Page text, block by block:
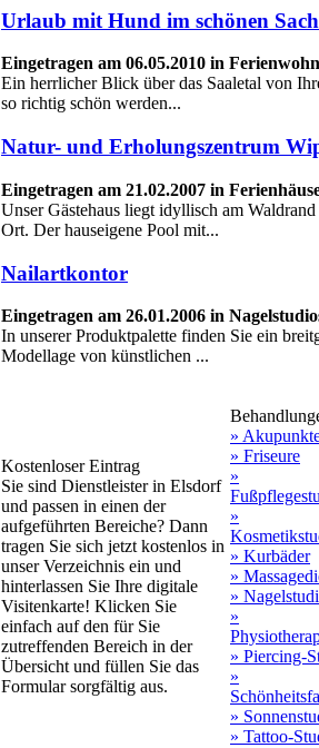
Urlaub mit Hund im schönen
Eingetragen am 06.05.2010 in
Ein herrlicher Blick über das Saaletal von
so richtig schön werden...
Natur- und Erholungszentrum
Eingetragen am 21.02.2007 in
Unser Gästehaus liegt idyllisch am
Ort. Der hauseigene Pool mit...
Nailartkontor
Eingetragen am 26.01.2006 in
In unserer Produktpalette finden Sie ein
Modellage von künstlichen ...
Kostenloser Eintrag
Sie sind Dienstleister in Elsdorf
und passen in einen der
aufgeführten Bereiche? Dann
tragen Sie sich jetzt kostenlos in
unser Verzeichnis ein und
hinterlassen Sie Ihre digitale
Visitenkarte! Klicken Sie
einfach auf den für Sie
zutreffenden Bereich in der
Übersicht und füllen Sie das
Formular sorgfältig aus.
»
» Friseure
»
»
» Kurbäder
»
»
»
» Piercing-
»
»
» Tattoo-